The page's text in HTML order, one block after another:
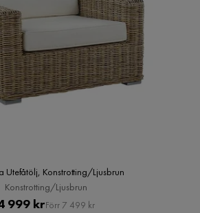
Utefåtölj, Konstrotting/Ljusbrun
Konstrotting/Ljusbrun
Pris
999 krOriginal
Förr 7 499 kr